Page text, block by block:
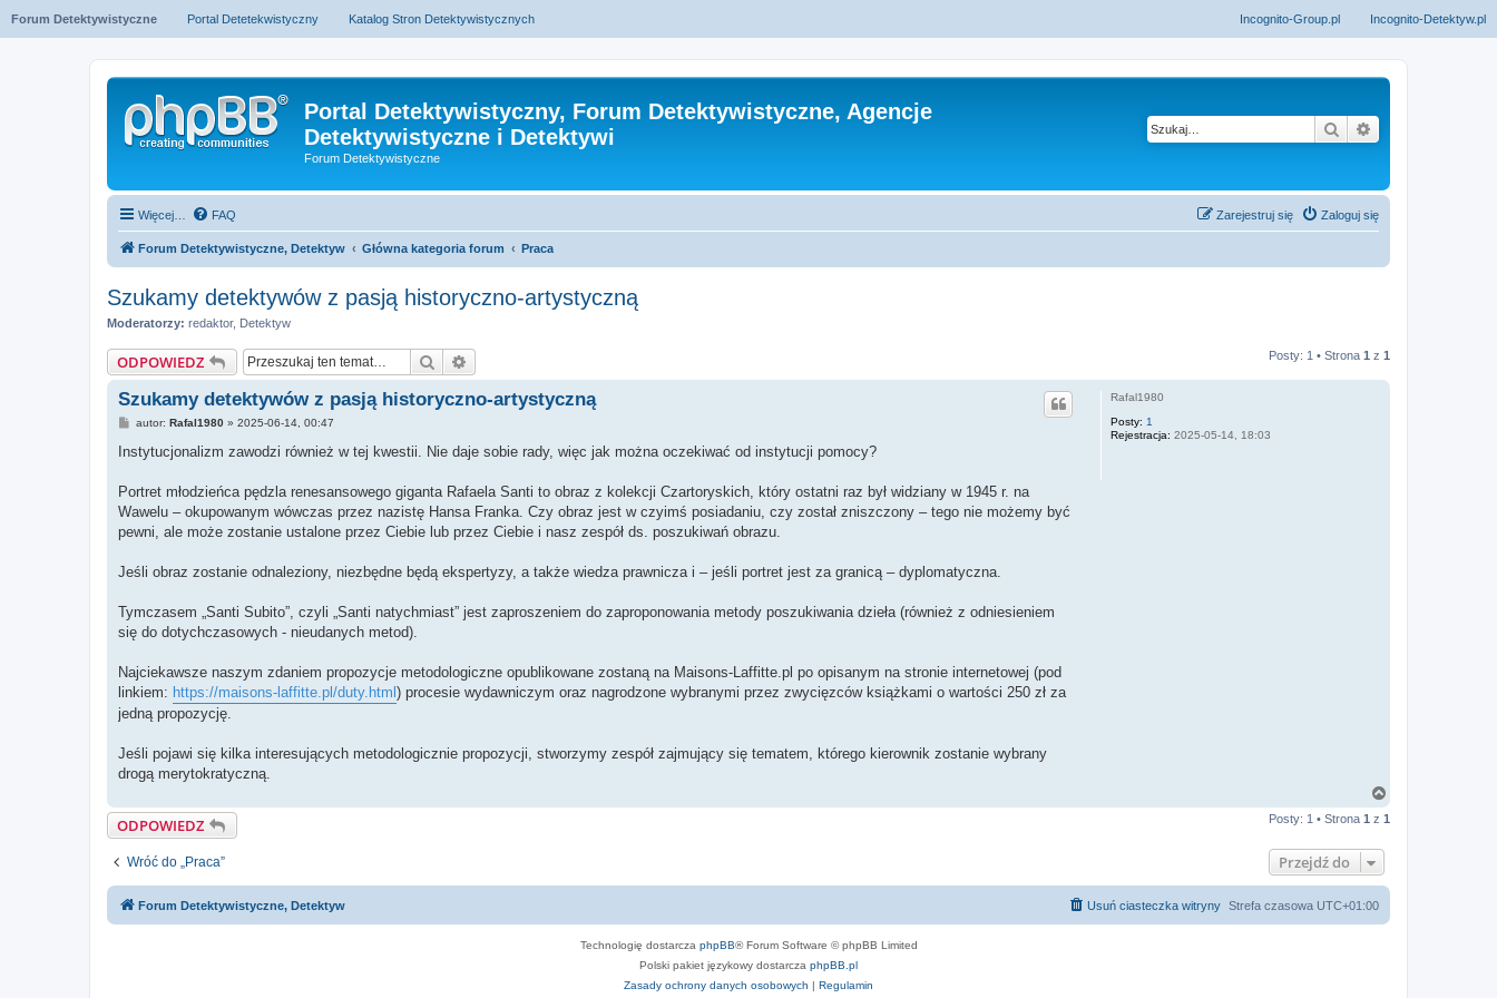
Forum Detektywistyczne Portal Detetekwistyczny Katalog Stron Detektywistycznych Incognito-Detektyw.pl
Incognito-Group.pl
Portal Detektywistyczny, Forum Detektywistyczne, Agencje
Detektywistyczne i Detektywi
Forum Detektywistyczne
Szukaj
Więcej… FAQ Zaloguj się
Zarejestruj się
Forum Detektywistyczne, Detektyw Główna kategoria forum Praca
Szukamy detektywów z pasją historyczno-artystyczną
Moderatorzy: redaktor, Detektyw
ODPOWIEDZ Szukaj Posty: 1 • Strona 1 z 1
Rafal1980
Posty: 1
Rejestracja: 2025-05-14, 18:03
Szukamy detektywów z pasją historyczno-artystyczną
P
s
autor: Rafal1980» 2025-06-14, 00:47
Instytucjonalizm zawodzi również w tej kwestii. Nie daje sobie rady, więc jak można oczekiwać od instytucji pomocy?
Portret młodzieńca pędzla renesansowego giganta Rafaela Santi to obraz z kolekcji Czartoryskich, który ostatni raz był widziany w 1945 r. na
Wawelu – okupowanym wówczas przez nazistę Hansa Franka. Czy obraz jest w czyimś posiadaniu, czy został zniszczony – tego nie możemy być
pewni, ale może zostanie ustalone przez Ciebie lub przez Ciebie i nasz zespół ds. poszukiwań obrazu.
Jeśli obraz zostanie odnaleziony, niezbędne będą ekspertyzy, a także wiedza prawnicza i – jeśli portret jest za granicą – dyplomatyczna.
Tymczasem „Santi Subito”, czyli „Santi natychmiast” jest zaproszeniem do zaproponowania metody poszukiwania dzieła (również z odniesieniem
się do dotychczasowych - nieudanych metod).
Najciekawsze naszym zdaniem propozycje metodologiczne opublikowane zostaną na Maisons-Laffitte.pl po opisanym na stronie internetowej (pod
linkiem: https://maisons-laffitte.pl/duty.html ) procesie wydawniczym oraz nagrodzone wybranymi przez zwycięzców książkami o wartości 250 zł za
jedną propozycję.
Jeśli pojawi się kilka interesujących metodologicznie propozycji, stworzymy zespół zajmujący się tematem, którego kierownik zostanie wybrany
drogą merytokratyczną.
g
ODPOWIEDZ Posty: 1 • Strona 1 z 1
Wróć do „Praca” Przejdź do
Forum Detektywistyczne, Detektyw Strefa czasowa UTC+01:00
Usuń ciasteczka witryny
Technologię dostarcza phpBB® Forum Software © phpBB Limited
Polski pakiet językowy dostarcza phpBB.pl
Zasady ochrony danych osobowych | Regulamin